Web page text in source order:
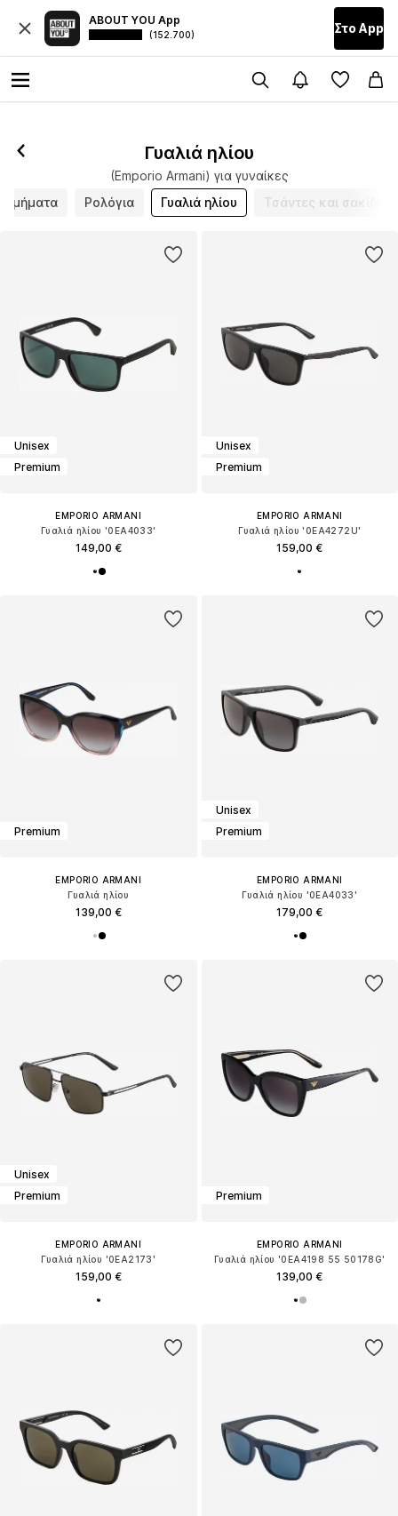
ABOUT YOU App
(152.700) Στο Αpp
Γυαλιά ηλίου
(Emporio Armani) για γυναίκες
Ρολόγια Γυαλιά ηλίου Τσάντες και σακίδια
Unisex
Premium
EMPORIO ARMANI
Γυαλιά ηλίου '0EA4033'
149,00 €
Unisex
Premium
EMPORIO ARMANI
Γυαλιά ηλίου '0EA4272U'
159,00 €
Premium
EMPORIO ARMANI
Γυαλιά ηλίου
139,00 €
Unisex
Premium
EMPORIO ARMANI
Γυαλιά ηλίου '0EA4033'
179,00 €
Unisex
Premium
EMPORIO ARMANI
Γυαλιά ηλίου '0EA2173'
159,00 €
Premium
EMPORIO ARMANI
Γυαλιά ηλίου '0EA4198 55 50178G'
139,00 €